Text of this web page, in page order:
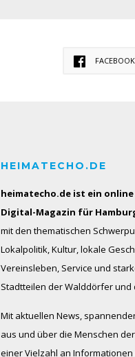
FACEBOOK
HEIMATECHO.DE
heimatecho.de ist ein
Digital-Magazin für
mit den thematischen
Lokalpolitik, Kultur, lokale
Vereinsleben, Service und
Stadtteilen der Walddörfer und
Mit aktuellen News,
aus und über die Menschen
einer Vielzahl an Informationen